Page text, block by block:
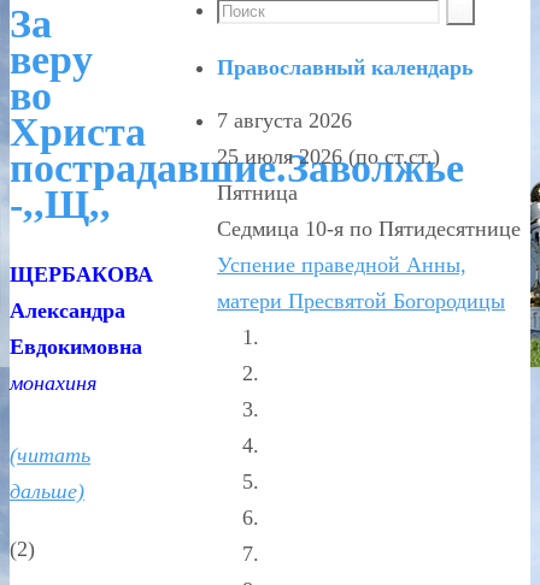
За
веру
во
Христа
пострадавшие.Заволжье
-,,Щ,,
ЩЕРБАКОВА
Александра
Евдокимовна
монахиня
(читать
дальше)
(2)
Православный календарь
7 августа 2026
25 июля 2026 (по ст.ст.)
Пятница
Седмица 10-я по Пятидесятнице
Успение праведной Анны,
матери Пресвятой Богородицы